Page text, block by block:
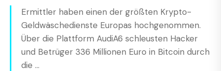
Ermittler haben einen der größten Krypto-
Geldwäschedienste Europas hochgenommen.
Über die Plattform AudiA6 schleusten Hacker
und Betrüger 336 Millionen Euro in Bitcoin durch
die ...